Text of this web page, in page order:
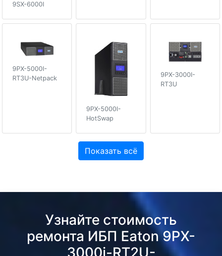
9SX-6000I
9PX-5000I-
RT3U-Netpack
9PX-5000I-
HotSwap
9PX-3000I-
RT3U
Показать всё
Узнайте стоимость
ремонта ИБП Eaton 9PX-
3000i-RT2U-